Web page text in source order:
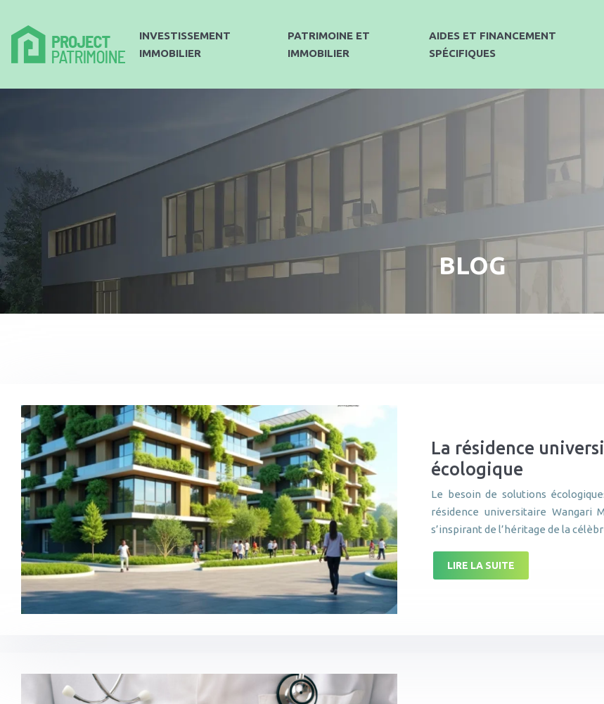
INVESTISSEMENT
IMMOBILIER
PATRIMOINE ET
IMMOBILIER
AIDES ET FINANCEMENT
SPÉCIFIQUES
BLOG
La résidence
écologique
Le besoin de solutions
résidence universitaire Wangari
s’inspirant de l’héritage de la
LIRE LA SUITE